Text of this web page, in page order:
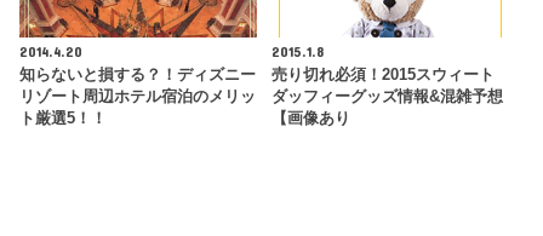
2014.4.20
知らないと損する？！ディズニー
リゾート周辺ホテル宿泊のメリッ
ト厳選5！！
2015.1.8
売り切れ必須！2015スウィート
ダッフィーグッズ情報&混雑予想
【画像あり